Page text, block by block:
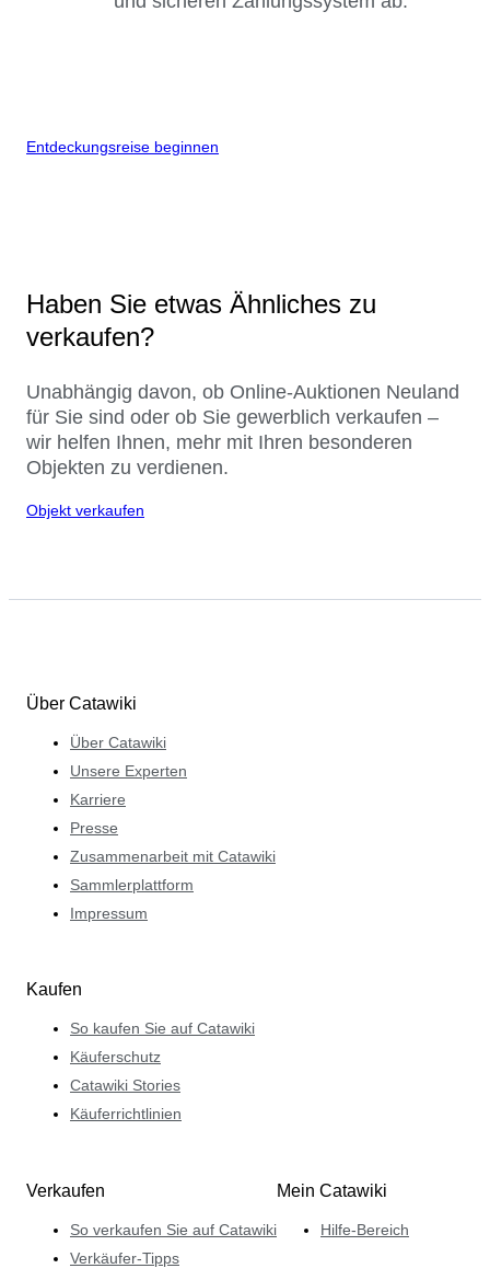
Entdeckungsreise beginnen
Haben Sie etwas Ähnliches zu
verkaufen?
Unabhängig davon, ob Online-Auktionen Neuland
für Sie sind oder ob Sie gewerblich verkaufen –
wir helfen Ihnen, mehr mit Ihren besonderen
Objekten zu verdienen.
Objekt verkaufen
Über Catawiki
Über Catawiki
Unsere Experten
Karriere
Presse
Zusammenarbeit mit Catawiki
Sammlerplattform
Impressum
Kaufen
So kaufen Sie auf Catawiki
Käuferschutz
Catawiki Stories
Käuferrichtlinien
Verkaufen
So verkaufen Sie auf Catawiki
Verkäufer-Tipps
Mein Catawiki
Hilfe-Bereich